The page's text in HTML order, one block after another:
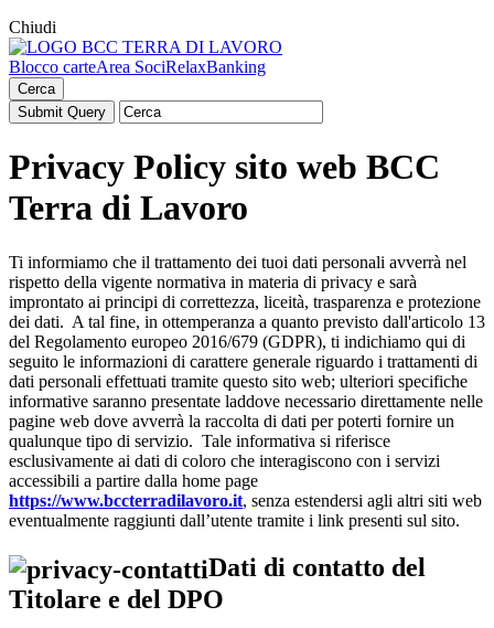
Chiudi
Blocco carteArea SociRelaxBanking
Cerca
Privacy Policy sito web BCC
Terra di Lavoro
Ti informiamo che il trattamento dei tuoi dati personali avverrà nel
rispetto della vigente normativa in materia di privacy e sarà
improntato ai principi di correttezza, liceità, trasparenza e protezione
dei dati. A tal fine, in ottemperanza a quanto previsto dall'articolo 13
del Regolamento europeo 2016/679 (GDPR), ti indichiamo qui di
seguito le informazioni di carattere generale riguardo i trattamenti di
dati personali effettuati tramite questo sito web; ulteriori specifiche
informative saranno presentate laddove necessario direttamente nelle
pagine web dove avverrà la raccolta di dati per poterti fornire un
qualunque tipo di servizio. Tale informativa si riferisce
esclusivamente ai dati di coloro che interagiscono con i servizi
accessibili a partire dalla home page
https://www.bccterradilavoro.it, senza estendersi agli altri siti web
eventualmente raggiunti dall’utente tramite i link presenti sul sito.
Dati di contatto del
Titolare e del DPO